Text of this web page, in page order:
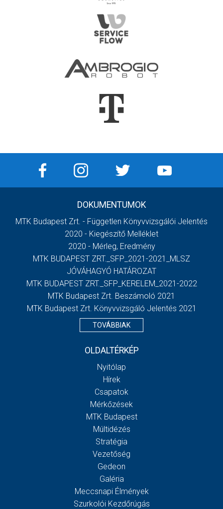
DOKUMENTUMOK
MTK Budapest Zrt. - Független Könyvvizsgálói Jelentés
2020 - Kiegészítő Melléklet
2020 - Mérleg, Eredmény
MTK BUDAPEST ZRT._SFP_2021-2021_MLSZ
JÓVÁHAGYÓ HATÁROZAT
MTK BUDAPEST ZRT._SFP_KERELEM_2021-2022
MTK Budapest Zrt. Beszámoló 2021
MTK Budapest Zrt. Könyvvizsgáló Jelentés 2021
TOVÁBBIAK
OLDALTÉRKÉP
Nyitólap
Hírek
Csapatok
Mérkőzések
MTK Budapest
Múltidézés
Stratégia
Vezetőség
Gedeon
Galéria
Meccsnapi Élmények
Szurkolói Kezdőrúgás